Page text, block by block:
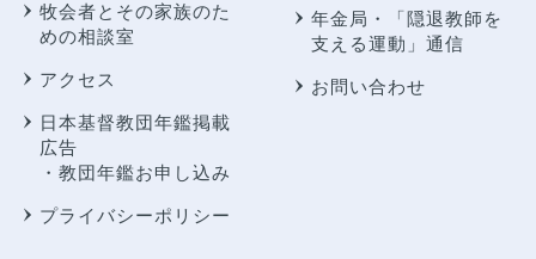
牧会者とその家族のた
めの相談室
アクセス
日本基督教団年鑑掲載
広告
・教団年鑑お申し込み
プライバシーポリシー
年金局・
「隠退教師を
支える運動」通信
お問い合わせ